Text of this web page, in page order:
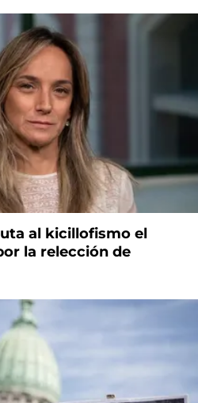
al kicillofismo el
la relección de